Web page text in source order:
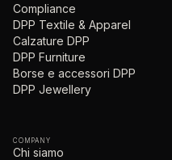
Compliance
DPP Textile & Apparel
Calzature DPP
DPP Furniture
Borse e accessori DPP
DPP Jewellery
COMPANY
Chi siamo